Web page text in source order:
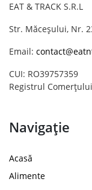
EAT & TRACK S.R.L
Str. Măceșului, Nr.
Email:
CUI: RO39757359
Registrul
Navigație
Acasă
Alimente